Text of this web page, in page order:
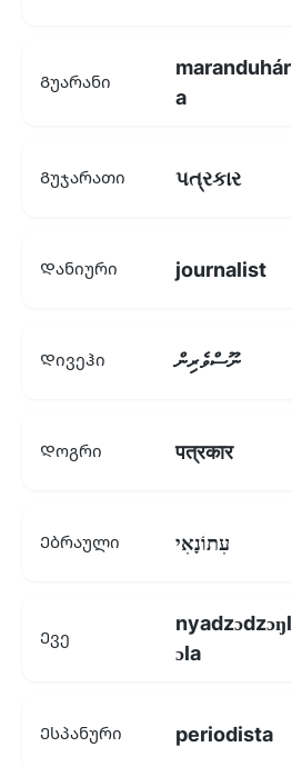
Გუარანი
maranduhár
a
Გუჯარათი પત્રકાર
Დანიური journalist
Დივეჰი ނޫސްވެރިން
Დოგრი पत्रकार
Ებრაული עִתוֹנָאִי
Ევე
nyadzɔdzɔŋl
ɔla
Ესპანური periodista